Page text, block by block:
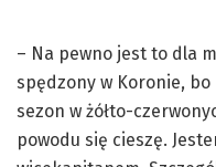
– Na pewno jest to dla
spędzony w Koronie,
sezon w żółto-
powodu się cieszę.